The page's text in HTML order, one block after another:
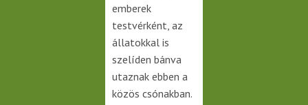
emberek
testvérként, az
állatokkal is
szelíden bánva
utaznak ebben a
közös csónakban.